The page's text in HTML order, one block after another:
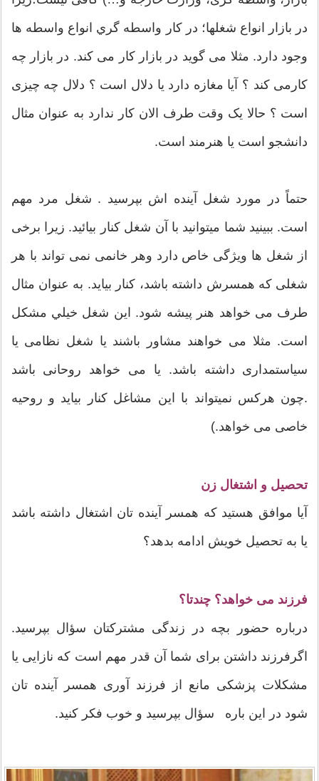
در بازار انواع شغلها؛ در کار واسطه گري انواع واسطه ها
وجود دارد. مثلا می گوید در بازار کار می کند. در بازار چه
کارمی کند ؟ آیا مغازه دارد یا دلال است ؟ دلال چه چیزی
است ؟ حالا یک وقت طرف الان کار ندارد به عنوان مثال
دانشجو است یا هنرمند است.
حتماً در مورد شغل آينده اش بپرسید . شغل مرد مهم
است. ببینید شما میتوانید با آن شغل کنار بیائید. زیرا برخی
از شغل ها ویژگی خاص دارد وهر خانمی نمی تواند با هر
شغلی که همسرش داشته باشد، کنار بیاید. به عنوان مثال
طرف می خواهد هنر پیشه شود. این شغل خيلي مشکل
است. مثلا می خواهند مشاور باشند یا شغل نظامی یا
سیاستمداری داشته باشد. یا می خواهد روحانی باشد
.چون هرکس نمیتواند با این مشاغل کنار بیاید و روحیه
خاصی می خواهد.)
تحصیل و اشتغال زن
آیا موافق هستید که همسر آينده تان اشتغال داشته باشد
یا به تحصیل خویش ادامه بدهد؟
فرزند می خواهد؟ چندتا؟
درباره حضور بچه در زندگی مشترکتان سؤال بپرسید.
اگرفرزند داشتن برای شما آن قدر مهم است که نازایی یا
مشکلات پزشکی مانع از فرزند آوری همسر آينده تان
شود در این باره سؤال بپرسید و خوب فکر کنید.